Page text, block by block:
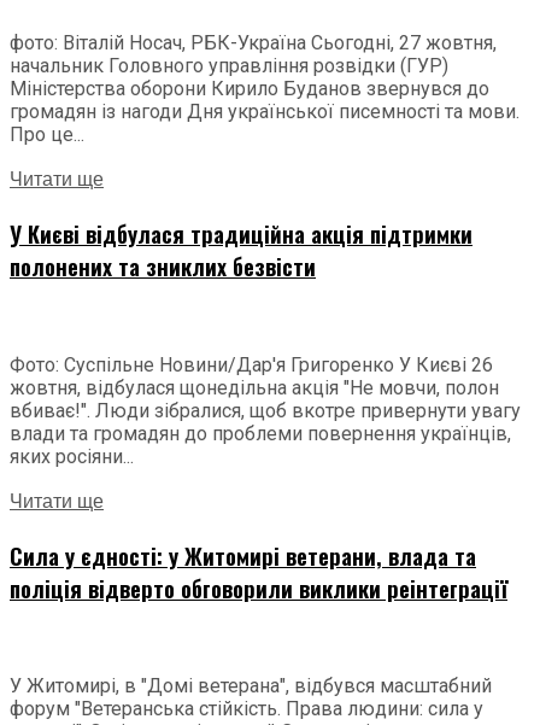
фото: Віталій Носач, РБК-Україна Сьогодні, 27 жовтня,
начальник Головного управління розвідки (ГУР)
Міністерства оборони Кирило Буданов звернувся до
громадян із нагоди Дня української писемності та мови.
Про це...
Читати ще
У Києві відбулася традиційна акція підтримки
полонених та зниклих безвісти
Фото: Суспільне Новини/Дар'я Григоренко У Києві 26
жовтня, відбулася щонедільна акція "Не мовчи, полон
вбиває!". Люди зібралися, щоб вкотре привернути увагу
влади та громадян до проблеми повернення українців,
яких росіяни...
Читати ще
Сила у єдності: у Житомирі ветерани, влада та
поліція відверто обговорили виклики реінтеграції
У Житомирі, в "Домі ветерана", відбувся масштабний
форум "Ветеранська стійкість. Права людини: сила у